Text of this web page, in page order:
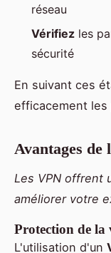
réseau
Vérifiez les
sécurité
En suivant ces
efficacement les
Avantages
Les VPN offrent
améliorer votre
Protection de la
L'utilisation d'un